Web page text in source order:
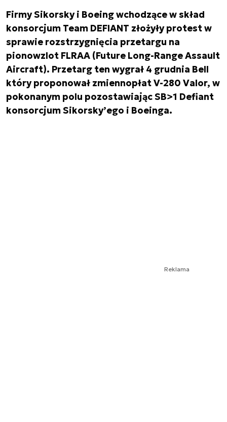
Firmy Sikorsky i Boeing wchodzące w skład
konsorcjum Team DEFIANT złożyły protest w
sprawie rozstrzygnięcia przetargu na
pionowzlot FLRAA (Future Long-Range Assault
Aircraft). Przetarg ten wygrał 4 grudnia Bell
który proponował zmiennopłat V-280 Valor, w
pokonanym polu pozostawiając SB>1 Defiant
konsorcjum Sikorsky’ego i Boeinga.
Reklama